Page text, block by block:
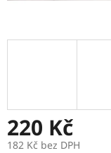
220 Kč
182 Kč bez DPH